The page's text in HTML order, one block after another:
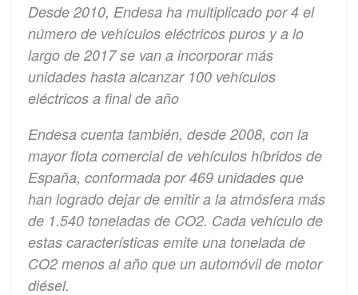
Desde 2010, Endesa ha multiplicado por 4 el
número de vehículos eléctricos puros y a lo
largo de 2017 se van a incorporar más
unidades hasta alcanzar 100 vehículos
eléctricos a final de año
Endesa cuenta también, desde 2008, con la
mayor flota comercial de vehículos híbridos de
España, conformada por 469 unidades que
han logrado dejar de emitir a la atmósfera más
de 1.540 toneladas de CO2. Cada vehículo de
estas características emite una tonelada de
CO2 menos al año que un automóvil de motor
diésel.